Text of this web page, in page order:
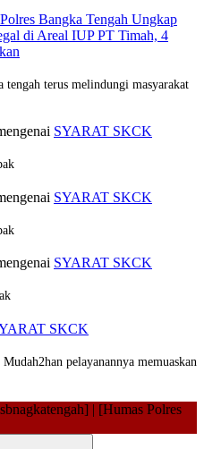
Polres Bangka Tengah Ungkap
di Areal IUP PT Timah, 4
tengah terus melindungi masyarakat
SYARAT SKCK
SYARAT SKCK
SYARAT SKCK
SKCK
pelayanannya memuaskan
| [Humas Polres